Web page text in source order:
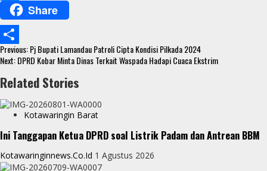
b
o
o
k
t
t
e
r
a
t
s
A
p
e
s
s
e
n
e
r
Share
S
a
r
e
Continue
Reading
Previous:Pj Bupati Lamandau Patroli Cipta Kondisi Pilkada 2024
Next:DPRD Kobar Minta Dinas Terkait Waspada Hadapi Cuaca Ekstrim
Related Stories
Kotawaringin Barat
Ini Tanggapan Ketua DPRD soal Listrik Padam dan Antrean BBM
Kotawaringinnews.co.id 1 Agustus 2026